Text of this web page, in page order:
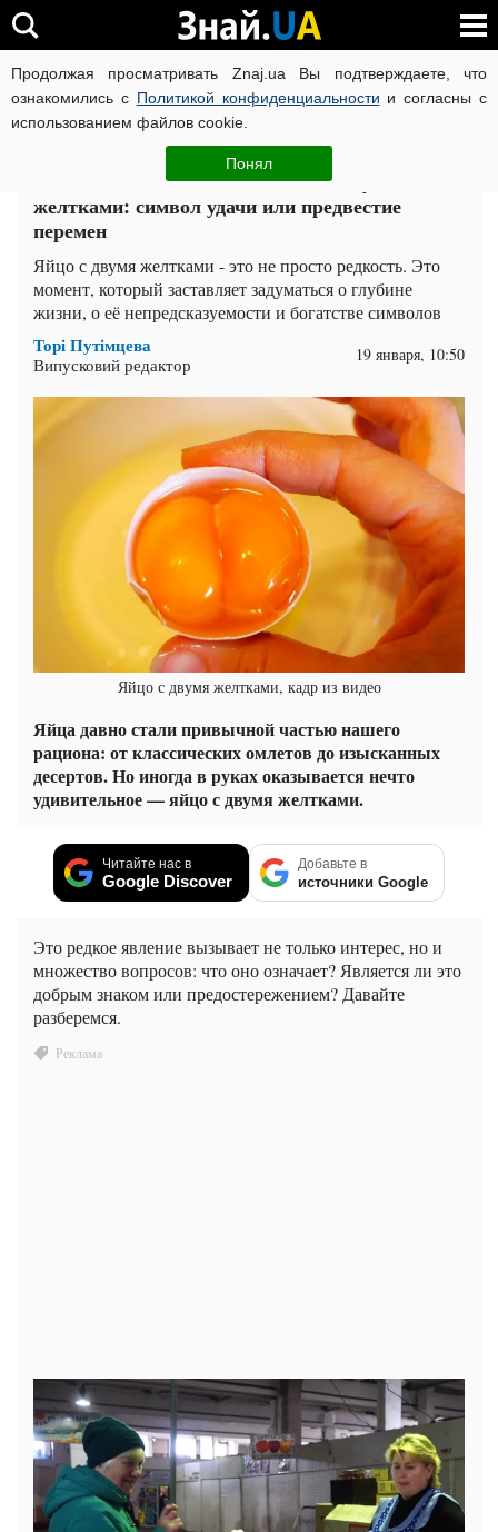
Продолжая просматривать Znaj.ua Вы подтверждаете, что
ознакомились с Политикой конфиденциальности и согласны с
использованием файлов cookie.
Понял
ВОЙНА РОССИИ ПРОТИВ УКРАИНЫ КОРОНАВИРУС В
ЧИТАТИ УКРАЇНСЬКОЮ
Что значит, если попалось яйцо с двумя
желтками: символ удачи или предвестие
перемен
Яйцо с двумя желтками - это не просто редкость. Это
момент, который заставляет задуматься о глубине
жизни, о её непредсказуемости и богатстве символов
Торі Путімцева
Випусковий редактор 19 января, 10:50
Яйцо с двумя желтками, кадр из видео
Яйца давно стали привычной частью нашего
рациона: от классических омлетов до изысканных
десертов. Но иногда в руках оказывается нечто
удивительное — яйцо с двумя желтками.
Читайте нас в
Google Discover
Добавьте в
источники Google
Это редкое явление вызывает не только интерес, но и
множество вопросов: что оно означает? Является ли это
добрым знаком или предостережением? Давайте
разберемся.